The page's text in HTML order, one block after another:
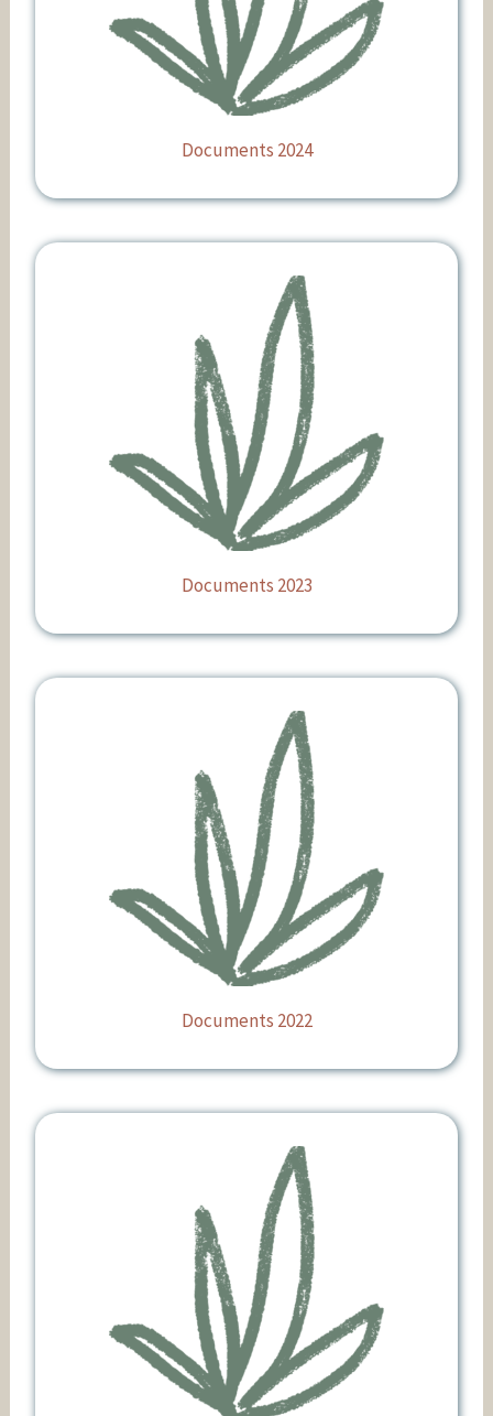
Documents 2024
Documents 2023
Documents 2022